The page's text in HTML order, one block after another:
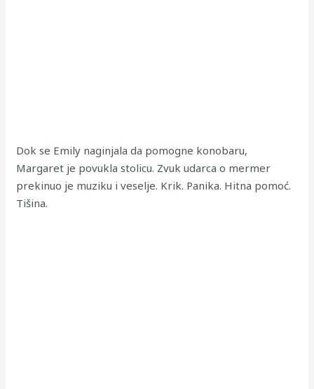
Dok se Emily naginjala da pomogne konobaru,
Margaret je povukla stolicu. Zvuk udarca o mermer
prekinuo je muziku i veselje. Krik. Panika. Hitna pomoć.
Tišina.